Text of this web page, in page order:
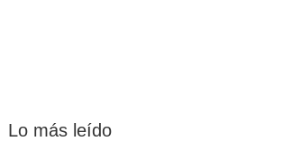
Lo más leído